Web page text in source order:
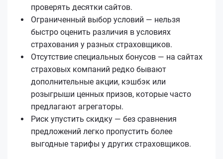
проверять десятки сайтов.
Ограниченный выбор условий — нельзя
быстро оценить различия в условиях
страхования у разных страховщиков.
Отсутствие специальных бонусов — на сайтах
страховых компаний редко бывают
дополнительные акции, кэшбэк или
розыгрыши ценных призов, которые часто
предлагают агрегаторы.
Риск упустить скидку — без сравнения
предложений легко пропустить более
выгодные тарифы у других страховщиков.